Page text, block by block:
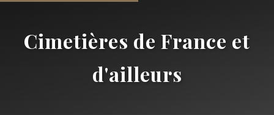
Cimetières de France et
d'ailleurs